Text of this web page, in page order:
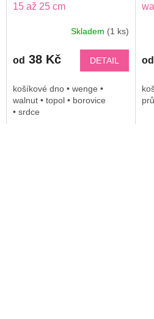
15 až 25 cm
Skladem (1 ks)
od 38 Kč DETAIL
košíkové dno • wenge •
walnut • topol • borovice
• srdce
od